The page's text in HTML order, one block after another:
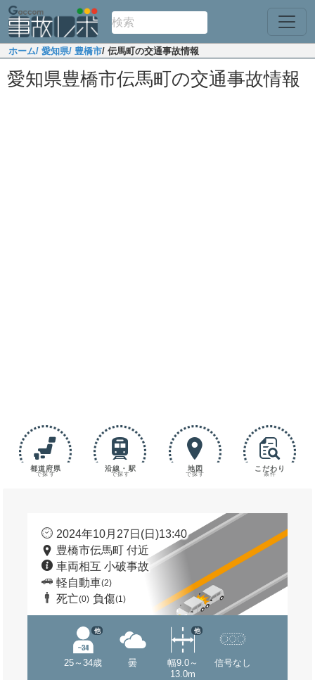
ホーム/ 愛知県/ 豊橋市/ 伝馬町の交通事故情報
愛知県豊橋市伝馬町の交通事故情報
都道府県
で探す
沿線・駅
で探す
地図
で探す
こだわり
条件
2024年10月27日(日)13:40
豊橋市伝馬町 付近
車両相互 小破事故
軽自動車(2)
死亡(0) 負傷(1)
25～34歳
他
曇
幅9.0～
13.0m
他
信号なし